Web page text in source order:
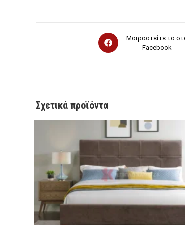
Opens
in
Μοιραστείτε το
Facebook
Σχετικά προϊόντα